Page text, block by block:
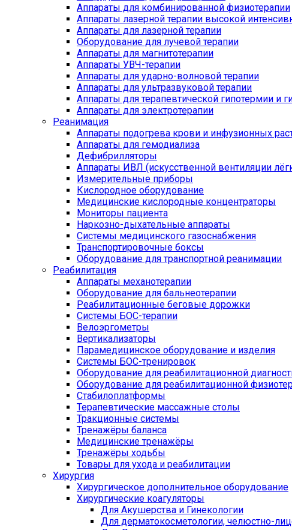
Аппараты для комбинированной физиотерапии
Аппараты лазерной терапии высокой
Аппараты для лазерной терапии
Оборудование для лучевой терапии
Аппараты для магнитотерапии
Аппараты УВЧ-терапии
Аппараты для ударно-волновой терапии
Аппараты для ультразвуковой терапии
Аппараты для терапевтической гипотермии и
Аппараты для электротерапии
Реанимация
Аппараты подогрева крови и инфузионных
Аппараты для гемодиализа
Дефибрилляторы
Аппараты ИВЛ (искусственной вентиляции
Измерительные приборы
Кислородное оборудование
Медицинские кислородные концентраторы
Мониторы пациента
Наркозно-дыхательные аппараты
Системы медицинского газоснабжения
Транспортировочные боксы
Оборудование для транспортной реанимации
Реабилитация
Аппараты механотерапии
Оборудование для бальнеотерапии
Реабилитационные беговые дорожки
Системы БОС-терапии
Велоэргометры
Вертикализаторы
Парамедицинское оборудование и изделия
Системы БОС-тренировок
Оборудование для реабилитационной
Оборудование для реабилитационной
Стабилоплатформы
Терапевтические массажные столы
Тракционные системы
Тренажёры баланса
Медицинские тренажёры
Тренажёры ходьбы
Товары для ухода и реабилитации
Хирургия
Хирургическое дополнительное оборудование
Хирургические коагуляторы
Для Акушерства и Гинекологии
Для дерматокосметологии, челюстно-